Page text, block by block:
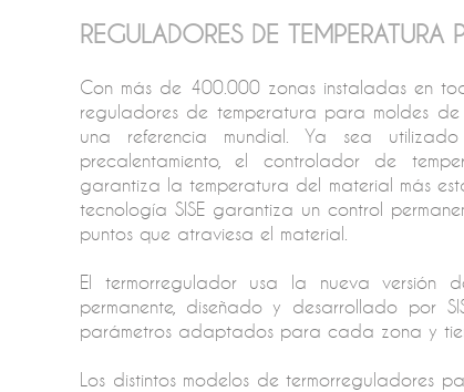
REGULADORES DE
Con más de 400.000 zonas instaladas en
reguladores de temperatura para moldes
una referencia mundial. Ya sea
precalentamiento, el controlador de
garantiza la temperatura del material más
tecnología SISE garantiza un control
puntos que atraviesa el material.
El termorregulador usa la nueva versión
permanente, diseñado y desarrollado por
parámetros adaptados para cada zona y
Los distintos modelos de termorreguladores